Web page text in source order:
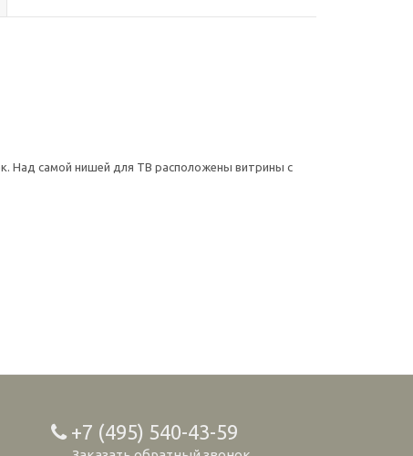
Над самой нишей для ТВ расположены витрины с
+7 (495) 540-43-59